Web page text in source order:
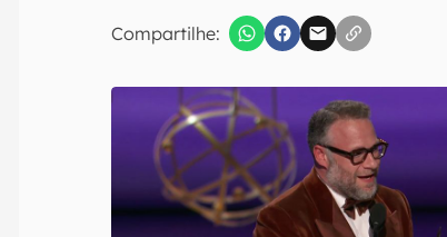
Compartilhe:
Confirmo que li, aceito e concordo